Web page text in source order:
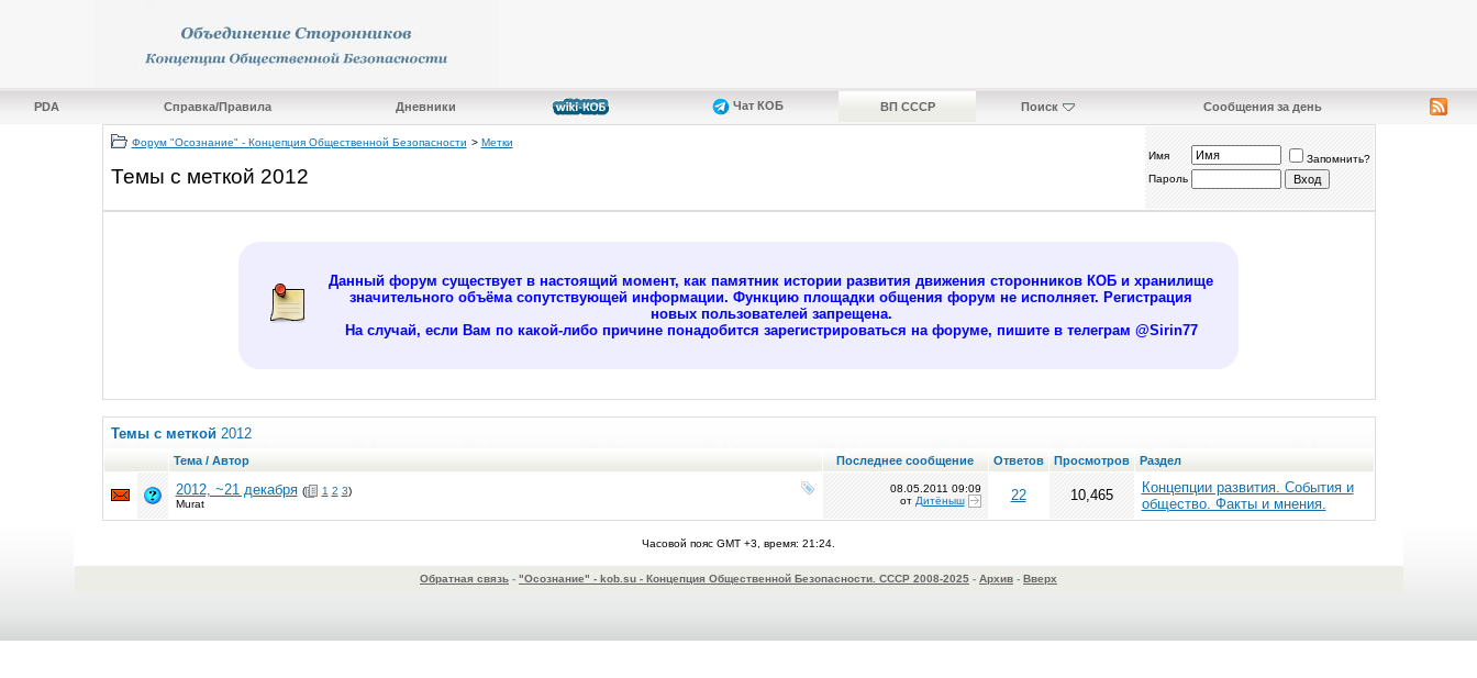
PDA Справка/Правила Дневники Чат КОБ ВП СССР Поиск Сообщения за день
Форум "Осознание" - Концепция Общественной Безопасности > Метки
Темы с меткой 2012
Имя
Запомнить?
Пароль
Данный форум существует в настоящий момент, как памятник истории развития движения сторонников КОБ и хранилище
значительного объёма сопутствующей информации. Функцию площадки общения форум не исполняет. Регистрация
новых пользователей запрещена.
На случай, если Вам по какой-либо причине понадобится зарегистрироваться на форуме, пишите в телеграм @Sirin77
Темы с меткой 2012
Тема / Автор Последнее сообщение Ответов Просмотров Раздел
2012, ~21 декабря ( 1 2 3)
Murat
08.05.2011 09:09
от Дитёныш 22 10,465
Концепции развития. События и
общество. Факты и мнения.
Часовой пояс GMT +3, время: 21:24
Обратная связь - "Осознание" - kob.su - Концепция Общественной Безопасности. СССР 2008-2025 - Архив - Вверх